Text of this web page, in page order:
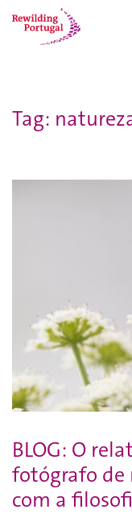
Tag:
BLOG: O
fotógrafo de
com a